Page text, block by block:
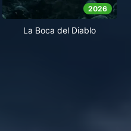
2026
La Boca del Diablo